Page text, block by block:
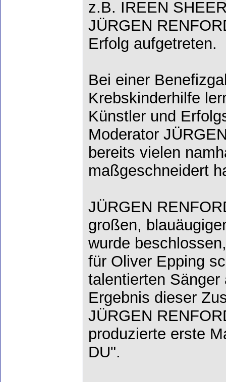
z.B. IREEN
JÜRGEN
Erfolg aufgetreten.
Bei einer
Krebskinderhilfe
Künstler und
Moderator
bereits vielen
maßgeschneidert
JÜRGEN
großen,
wurde
für Oliver Epping
talentierten
Ergebnis dieser
JÜRGEN
produzierte erste
DU".